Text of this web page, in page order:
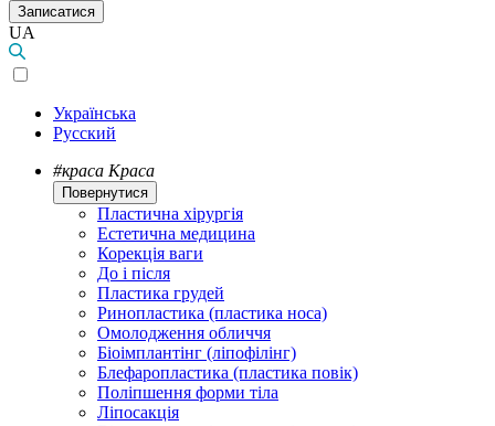
Записатися
UA
Українська
Русский
#краса Краса
Повернутися
Пластична хірургія
Естетична медицина
Корекція ваги
До і після
Пластика грудей
Ринопластика (пластика носа)
Омолодження обличчя
Біоімплантінг (ліпофілінг)
Блефаропластика (пластика повік)
Поліпшення форми тіла
Ліпосакція